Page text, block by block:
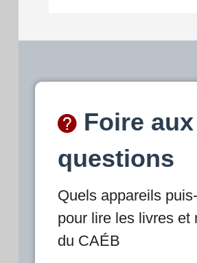
Foire aux
questions
Quels appareils
pour lire les livres et
du CAÉB